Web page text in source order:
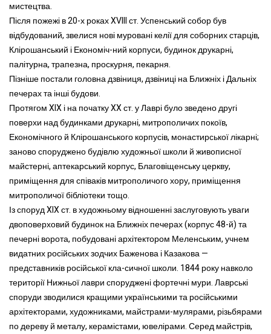
мистецтва.
Після пожежі в 20-х роках XVIII ст. Успенський собор був
відбудований, звелися нові муровані келії для соборних старців,
Клірошанський і Економіч-ний корпуси, будинок друкарні,
палітурна, трапезна, проскурня, пекарня.
Пізніше постали головна дзвіниця, дзвіниці на Ближніх і Дальніх
печерах та інші будови.
Протягом XIX і на початку XX ст. у Лаврі було зведено другі
поверхи над будинками друкарні, митрополичих покоїв,
Економічного й Клірошанського корпусів, монастирської лікарні;
заново споруджено будівлю художньої школи й живописної
майстерні, аптекарський корпус, Благовіщенську церкву,
приміщення для співаків митрополичого хору, приміщення
митрополичої бібліотеки тощо.
Із споруд XIX ст. в художньому відношенні заслуговують уваги
двоповерховий будинок на Ближніх печерах (корпус 48-й) та
печерні ворота, побудовані архітектором Меленським, учнем
видатних російських зодчих Баженова і Казакова —
представників російської кла-сичної школи. 1844 року навколо
території Нижньої лаври споруджені фортечні мури. Лаврські
споруди зводилися кращими українськими та російськими
архітекторами, художниками, майстрами-мулярами, різьбярами
по дереву й металу, керамістами, ювелірами. Серед майстрів,